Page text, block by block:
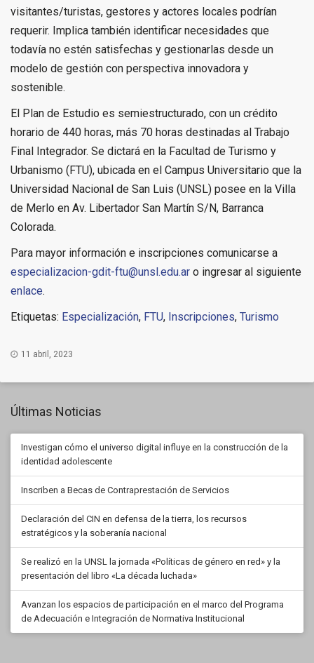
visitantes/turistas, gestores y actores locales podrían
requerir. Implica también identificar necesidades que
todavía no estén satisfechas y gestionarlas desde un
modelo de gestión con perspectiva innovadora y
sostenible.
El Plan de Estudio es semiestructurado, con un crédito
horario de 440 horas, más 70 horas destinadas al Trabajo
Final Integrador. Se dictará en la Facultad de Turismo y
Urbanismo (FTU), ubicada en el Campus Universitario que la
Universidad Nacional de San Luis (UNSL) posee en la Villa
de Merlo en Av. Libertador San Martín S/N, Barranca
Colorada.
Para mayor información e inscripciones comunicarse a
especializacion-gdit-ftu@unsl.edu.ar o ingresar al siguiente
enlace.
Etiquetas: Especialización, FTU, Inscripciones, Turismo
11 abril, 2023
Últimas Noticias
Investigan cómo el universo digital influye en la construcción de la
identidad adolescente
Inscriben a Becas de Contraprestación de Servicios
Declaración del CIN en defensa de la tierra, los recursos
estratégicos y la soberanía nacional
Se realizó en la UNSL la jornada «Políticas de género en red» y la
presentación del libro «La década luchada»
Avanzan los espacios de participación en el marco del Programa
de Adecuación e Integración de Normativa Institucional